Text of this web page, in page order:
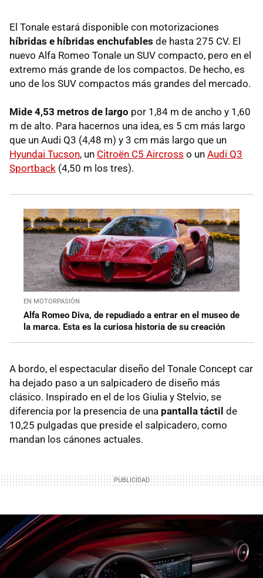
El Tonale estará disponible con motorizaciones
híbridas e híbridas enchufables de hasta 275 CV. El
nuevo Alfa Romeo Tonale un SUV compacto, pero en el
extremo más grande de los compactos. De hecho, es
uno de los SUV compactos más grandes del mercado.
Mide 4,53 metros de largo por 1,84 m de ancho y 1,60
m de alto. Para hacernos una idea, es 5 cm más largo
que un Audi Q3 (4,48 m) y 3 cm más largo que un
Hyundai Tucson, un Citroën C5 Aircross o un Audi Q3
Sportback (4,50 m los tres).
EN MOTORPASIÓN
Alfa Romeo Diva, de repudiado a entrar en el museo de
la marca. Esta es la curiosa historia de su creación
A bordo, el espectacular diseño del Tonale Concept car
ha dejado paso a un salpicadero de diseño más
clásico. Inspirado en el de los Giulia y Stelvio, se
diferencia por la presencia de una pantalla táctil de
10,25 pulgadas que preside el salpicadero, como
mandan los cánones actuales.